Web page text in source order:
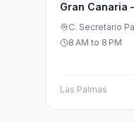
Gran Canaria
C. Secretario
Canaria, Las
8 AM to 8 PM
Las Palmas